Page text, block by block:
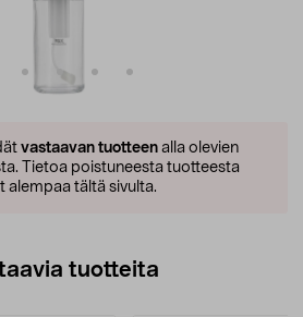
vastaavan tuotteenalla olevien
Tietoa poistuneesta tuotteesta
alempaa tältä sivulta.
tuotteita